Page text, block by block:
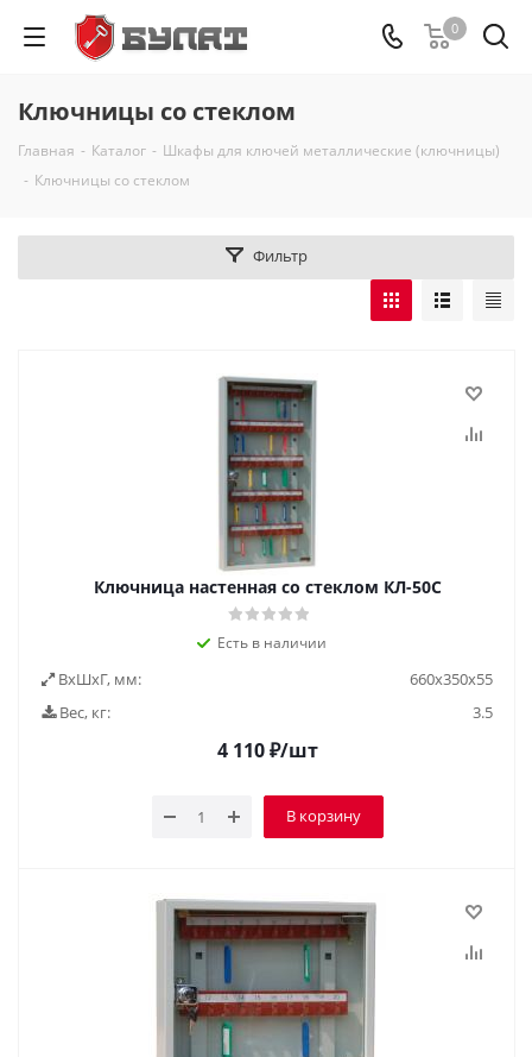
0
Ключницы со стеклом
Главная - Каталог - Шкафы для ключей металлические (ключницы)
- Ключницы со стеклом
Фильтр
Ключница настенная со стеклом КЛ-50С
Есть в наличии
ВxШxГ, мм:
660х350х55
Вес, кг:
3.5
4 110₽/шт
В корзину